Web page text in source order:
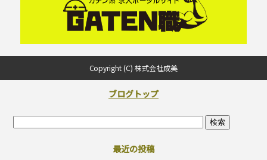
Copyright (C) 株式会社成美
ブログトップ
最近の投稿